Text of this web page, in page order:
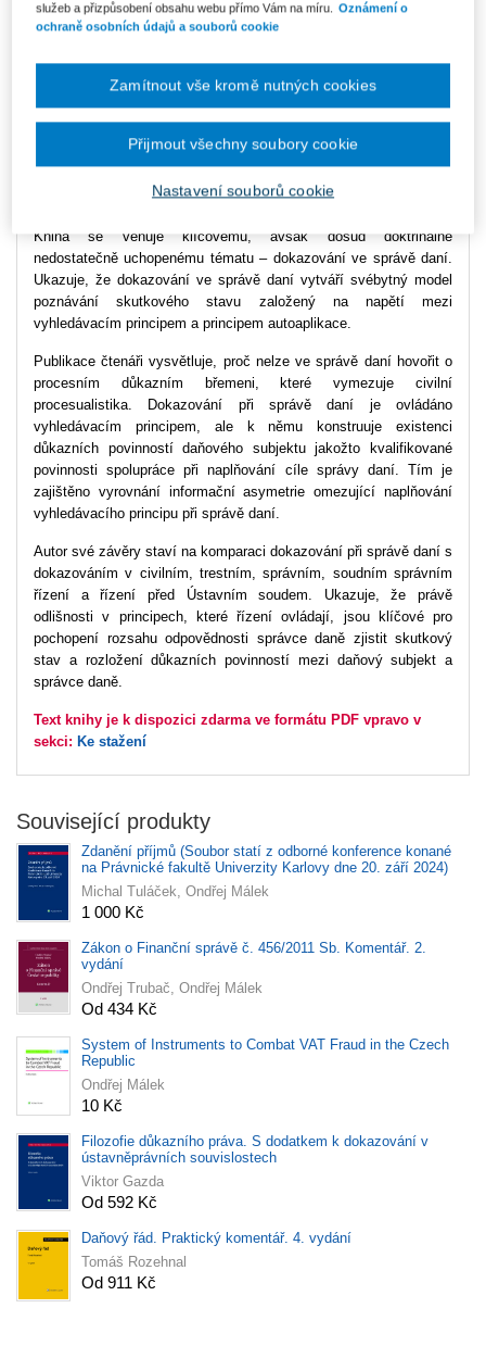
Datum vydání 11/2025
Typ produktu E-kniha
ISBN 978-80-286-0351-9
Kniha se věnuje klíčovému, avšak dosud doktrinálně
nedostatečně uchopenému tématu – dokazování ve správě daní.
Ukazuje, že dokazování ve správě daní vytváří svébytný model
poznávání skutkového stavu založený na napětí mezi
vyhledávacím principem a principem autoaplikace.
Publikace čtenáři vysvětluje, proč nelze ve správě daní hovořit o
procesním důkazním břemeni, které vymezuje civilní
procesualistika. Dokazování při správě daní je ovládáno
vyhledávacím principem, ale k němu konstruuje existenci
důkazních povinností daňového subjektu jakožto kvalifikované
povinnosti spolupráce při naplňování cíle správy daní. Tím je
zajištěno vyrovnání informační asymetrie omezující naplňování
vyhledávacího principu při správě daní.
Autor své závěry staví na komparaci dokazování při správě daní s
dokazováním v civilním, trestním, správním, soudním správním
řízení a řízení před Ústavním soudem. Ukazuje, že právě
odlišnosti v principech, které řízení ovládají, jsou klíčové pro
pochopení rozsahu odpovědnosti správce daně zjistit skutkový
stav a rozložení důkazních povinností mezi daňový subjekt a
správce daně.
Text knihy je k dispozici zdarma ve formátu PDF vpravo v
sekci: Ke stažení
Související produkty
Zdanění příjmů (Soubor statí z odborné konference konané
na Právnické fakultě Univerzity Karlovy dne 20. září 2024)
Michal Tuláček, Ondřej Málek
1 000 Kč
Zákon o Finanční správě č. 456/2011 Sb. Komentář. 2.
vydání
Ondřej Trubač, Ondřej Málek
Od 434 Kč
System of Instruments to Combat VAT Fraud in the Czech
Republic
Ondřej Málek
10 Kč
Filozofie důkazního práva. S dodatkem k dokazování v
ústavněprávních souvislostech
Viktor Gazda
Od 592 Kč
Daňový řád. Praktický komentář. 4. vydání
Tomáš Rozehnal
Od 911 Kč
služeb a přizpůsobení obsahu webu přímo Vám na míru. Oznámení o
ochraně osobních údajů a souborů cookie
Nastavení souborů cookie
Zamítnout vše kromě nutných cookies
Přijmout všechny soubory cookie